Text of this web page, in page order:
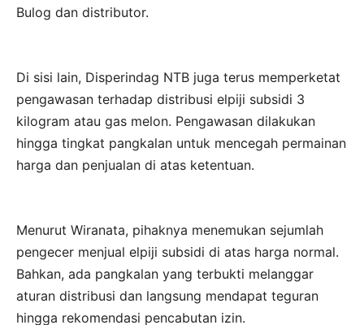
Bulog dan distributor.
Di sisi lain, Disperindag NTB juga terus memperketat
pengawasan terhadap distribusi elpiji subsidi 3
kilogram atau gas melon. Pengawasan dilakukan
hingga tingkat pangkalan untuk mencegah permainan
harga dan penjualan di atas ketentuan.
Menurut Wiranata, pihaknya menemukan sejumlah
pengecer menjual elpiji subsidi di atas harga normal.
Bahkan, ada pangkalan yang terbukti melanggar
aturan distribusi dan langsung mendapat teguran
hingga rekomendasi pencabutan izin.